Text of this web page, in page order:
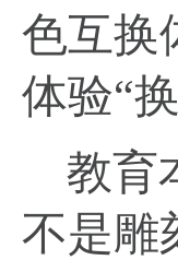
色互换
体验“
教育
不是雕